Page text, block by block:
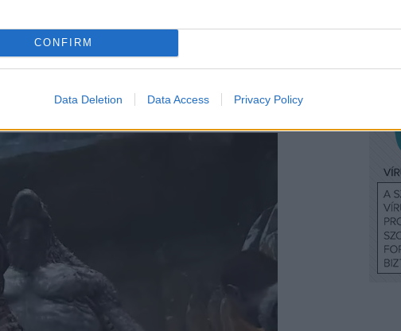
CONFIRM
Data Deletion Data Access Privacy Policy
frissítés egy egész hónapnyi tartalommal